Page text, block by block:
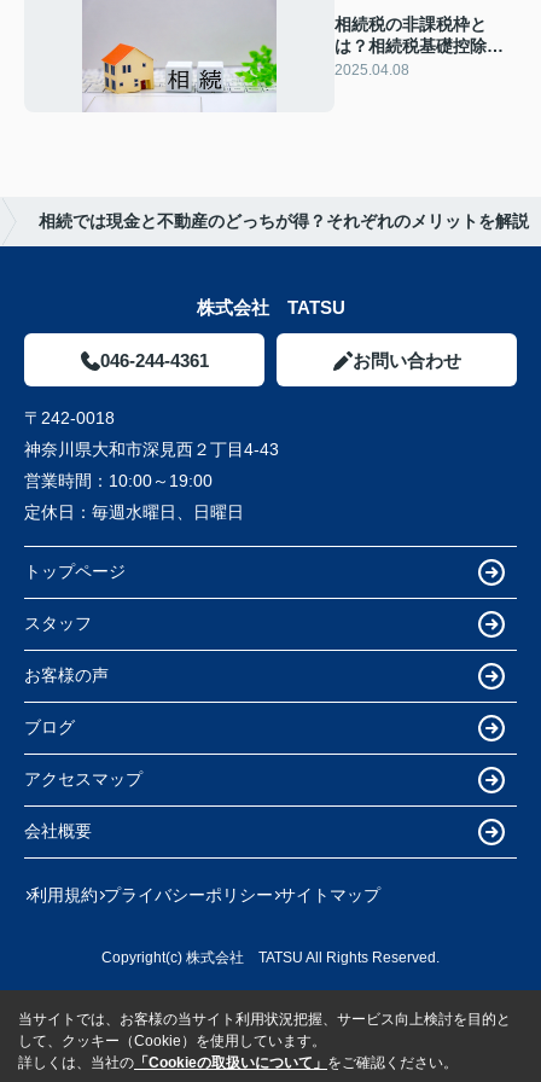
相続税の非課税枠と
は？相続税基礎控除額
の計算方法も解説
2025.04.08
相続では現金と不動産のどっちが得？それぞれのメリットを解説
株式会社 TATSU
046-244-4361 お問い合わせ
〒242-0018
神奈川県大和市深見西２丁目4-43
営業時間： 10:00～19:00
定休日： 毎週水曜日、日曜日
トップページ
スタッフ
お客様の声
ブログ
アクセスマップ
会社概要
利用規約 プライバシーポリシー サイトマップ
Copyright(c) 株式会社 TATSU All Rights Reserved.
当サイトでは、お客様の当サイト利用状況把握、サービス向上検討を目的と
して、クッキー（Cookie）を使用しています。
詳しくは、当社の 「Cookieの取扱いについて」 をご確認ください。